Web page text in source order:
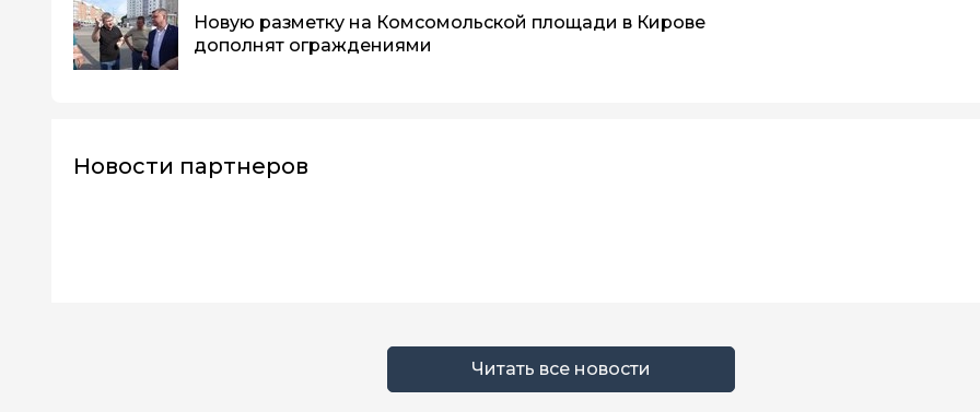
Новую разметку на Комсомольской площади в Кирове
дополнят ограждениями
Новости партнеров
Читать все новости